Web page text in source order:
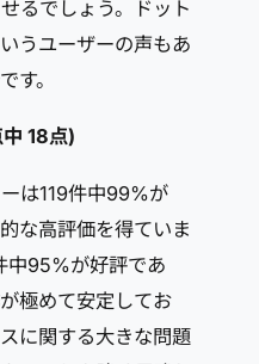
るでしょう。ドット
うユーザーの声もあ
す。
18点)
は119件中99%が
な高評価を得ていま
中95%が好評であ
極めて安定してお
に関する大きな問題